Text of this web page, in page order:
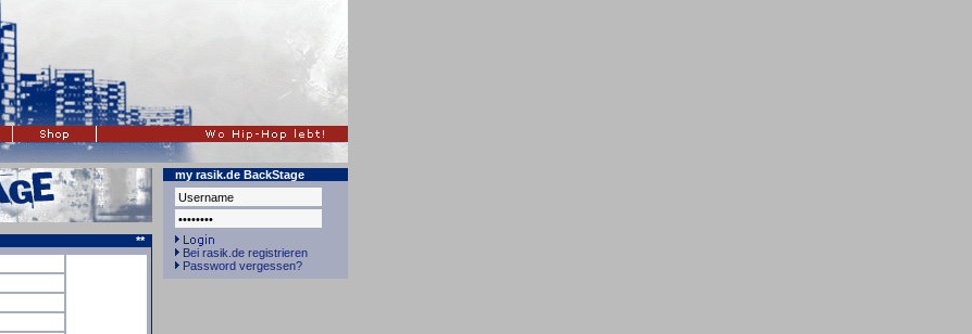
**
my rasik.de BackStage
Bei rasik.de registrieren
Password vergessen?